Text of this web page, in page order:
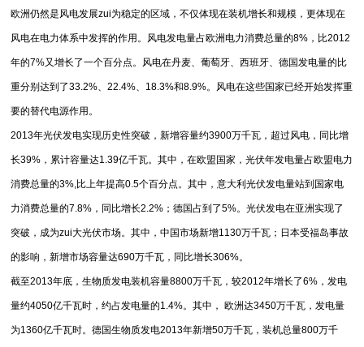
欧洲仍然是风电发展zui为稳定的区域，不仅体现在装机增长和规模，更体现在
风电在电力体系中发挥的作用。风电发电量占欧洲电力消费总量的8%，比2012
年的7%又增长了一个百分点。风电在丹麦、葡萄牙、西班牙、德国发电量的比
重分别达到了33.2%、22.4%、18.3%和8.9%。风电在这些国家已经开始发挥重
要的替代电源作用。
2013年光伏发电实现历史性突破，新增容量约3900万千瓦，超过风电，同比增
长39%，累计容量达1.39亿千瓦。其中，在欧盟国家，光伏年发电量占欧盟电力
消费总量的3%,比上年提高0.5个百分点。其中，意大利光伏发电量站到国家电
力消费总量的7.8%，同比增长2.2%；德国占到了5%。光伏发电在亚洲实现了
突破，成为zui大光伏市场。其中，中国市场新增1130万千瓦；日本受福岛事故
的影响，新增市场容量达690万千瓦，同比增长306%。
截至2013年底，生物质发电装机容量8800万千瓦，较2012年增长了6%，发电
量约4050亿千瓦时，约占发电量的1.4%。其中， 欧洲达3450万千瓦，发电量
为1360亿千瓦时。德国生物质发电2013年新增50万千瓦，装机总量800万千